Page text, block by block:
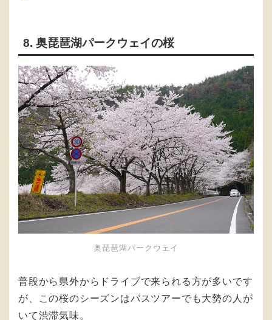
8. 奥琵琶湖パークウェイの桜
奥琵琶湖パークウェイ
普段から県外からドライブで来られる方が多いです
が、この桜のシーズンはバスツアーでも大勢の人が
いて渋滞気味。